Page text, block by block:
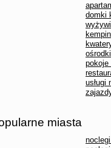
domki
pokoje
usługi
miasta